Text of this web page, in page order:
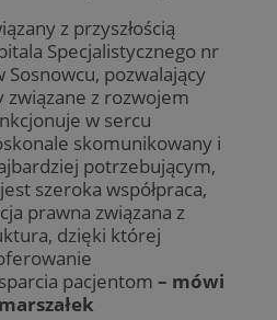
z przyszłością
Specjalistycznego nr
pozwalający
związane z rozwojem
w sercu
skomunikowany i
potrzebującym,
szeroka współpraca,
prawna związana z
dzięki której
pacjentom – mówi